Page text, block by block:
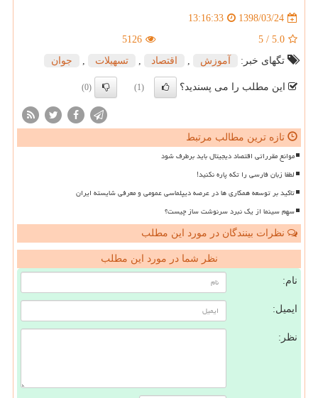
1398/03/24
13:16:33
5.0
/
5
5126
تگهای خبر:
آموزش , اقتصاد , تسهیلات , جوان
این مطلب را می پسندید؟ (1)
(0)
تازه ترین مطالب مرتبط
موانع مقرراتی اقتصاد دیجیتال باید برطرف شود
لطفا زبان فارسی را تکه پاره نکنید!
تاکید بر توسعه همکاری ها در عرصه دیپلماسی عمومی و معرفی شایسته ایران
سهم سینما از یک نبرد سرنوشت ساز چیست؟
نظرات بینندگان در مورد این مطلب
نظر شما در مورد این مطلب
نام:
ایمیل:
نظر: